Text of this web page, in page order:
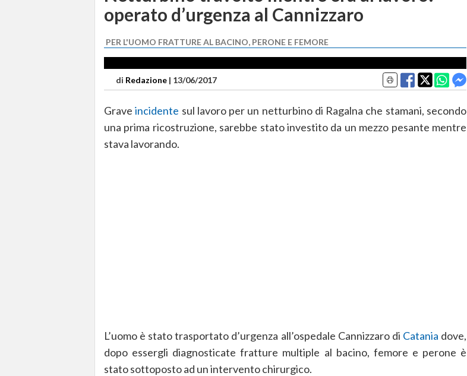
operato d’urgenza al Cannizzaro
PER L'UOMO FRATTURE AL BACINO, PERONE E FEMORE
di Redazione | 13/06/2017
Graveincidente sul lavoro per un netturbino di Ragalna che stamani, secondo
una prima ricostruzione, sarebbe stato investito da un mezzo pesante mentre
stava lavorando.
L’uomo è stato trasportato d’urgenza all’ospedale Cannizzaro di Catania dove,
dopo essergli diagnosticate fratture multiple al bacino, femore e perone è
stato sottoposto ad un intervento chirurgico.